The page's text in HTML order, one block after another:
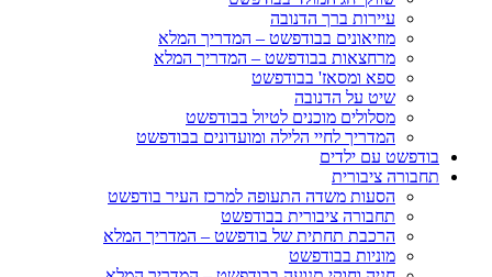
עיירות ברך הדנובה
מוזיאונים בבודפשט – המדריך המלא
מרחצאות בבודפשט – המדריך המלא
ספא ומסאז' בבודפשט
שיט על הדנובה
מסלולים מוכנים לטיול בבודפשט
המדריך לחיי הלילה ומועדונים בבודפשט
בודפשט עם ילדים
תחבורה ציבורית
הסעות משדה התעופה למרכז העיר בודפשט
תחבורה ציבורית בבודפשט
הרכבת תחתית של בודפשט – המדריך המלא
מוניות בבודפשט